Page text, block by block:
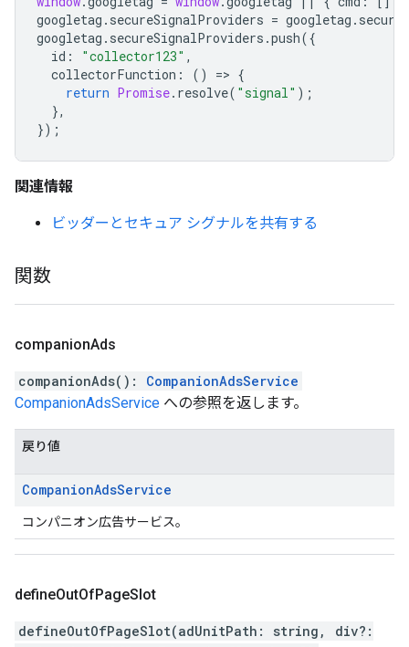
googletag . secureSignalProviders = googletag .
googletag . secureSignalProviders .push({
id : "collector123" ,
collectorFunction : () => {
return Promise. resolve( "signal" );
},
});
関連情報
ビッダーとセキュア シグナルを共有する
関数
companionAds
companionAds( ) : CompanionAdsService
CompanionAdsService への参照を返します。
戻り値
CompanionAdsService
コンパニオン広告サービス。
defineOutOfPageSlot
defineOutOfPageSlot(adUnitPath : string , div?: